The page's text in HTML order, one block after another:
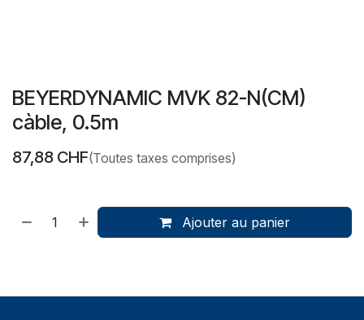
BEYERDYNAMIC MVK 82-N(CM)
càble, 0.5m
87,88 CHF(Toutes taxes comprises)
Ajouter au panier